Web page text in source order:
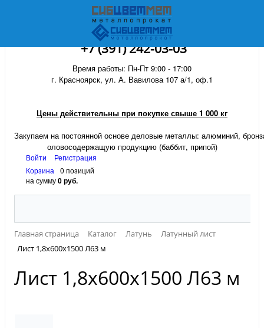
+7 (391) 242-03-03
Время работы: Пн-Пт 9:00 - 17:00
г. Красноярск, ул. А. Вавилова 107 а/1, оф.1
Цены действительны при покупке свыше 1 000 кг
Закупаем на постоянной основе деловые металлы: алюминий,
оловосодержащую продукцию (баббит, припой)
Войти
Регистрация
Корзина
0 позиций
на сумму0 руб.
Главная страница Каталог Латунь
Латунный лист
Лист 1,8х600х1500 Л63 м
Лист 1,8х600х1500 Л63 м